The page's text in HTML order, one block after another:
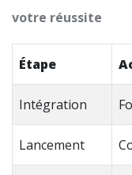
votre réussite
Étape
Intégration
Lancement